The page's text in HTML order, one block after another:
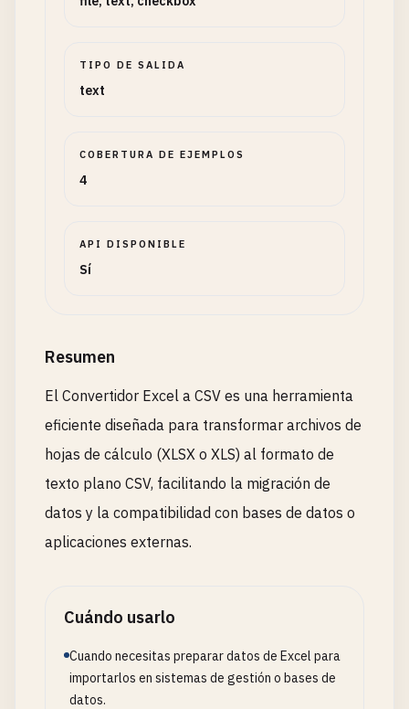
TIPO DE SALIDA
text
COBERTURA DE EJEMPLOS
4
API DISPONIBLE
Sí
Resumen
El Convertidor Excel a CSV es una herramienta
eficiente diseñada para transformar archivos de
hojas de cálculo (XLSX o XLS) al formato de
texto plano CSV, facilitando la migración de
datos y la compatibilidad con bases de datos o
aplicaciones externas.
Cuándo usarlo
Cuando necesitas preparar datos de Excel para
importarlos en sistemas de gestión o bases de
datos.